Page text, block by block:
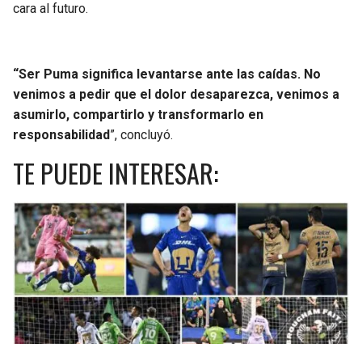
cara al futuro.
“Ser Puma significa levantarse ante las caídas. No
venimos a pedir que el dolor desaparezca, venimos a
asumirlo, compartirlo y transformarlo en
responsabilidad”, concluyó.
TE PUEDE INTERESAR: